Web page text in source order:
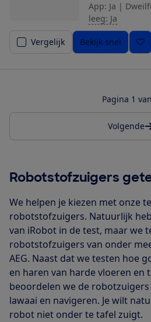
App: Ja |
leeg: Ja
Vergelijk Bekijk snel
Pagina 1
Volgende
Robotstofzuigers
We helpen je kiezen met onze
robotstofzuigers. Natuurlijk
van iRobot in de test, maar we
robotstofzuigers van onder
AEG. Naast dat we testen hoe
en haren van harde vloeren en
beoordelen we de
lawaai en navigeren. Je wilt
robot niet onder te tafel zuigt.